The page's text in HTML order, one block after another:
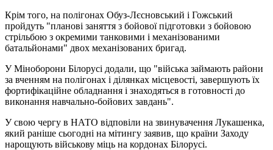
Крім того, на полігонах Обуз-Лєсновський і Гожський
пройдуть "планові заняття з бойової підготовки з бойовою
стрільбою з окремими танковими і механізованими
батальйонами" двох механізованих бригад.
У Міноборони Білорусі додали, що "війська займають райони
за вченням на полігонах і ділянках місцевості, завершують їх
фортифікаційне обладнання і знаходяться в готовності до
виконання навчально-бойових завдань".
У свою чергу в НАТО відповіли на звинувачення Лукашенка,
який раніше сьогодні на мітингу заявив, що країни Заходу
нарощують військову міць на кордонах Білорусі.